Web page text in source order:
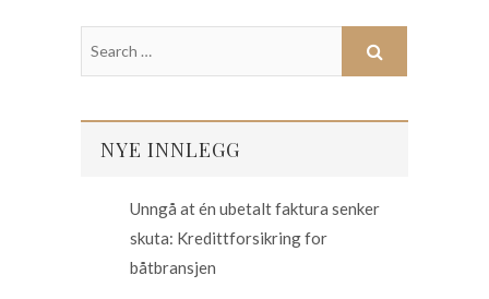
NYE INNLEGG
Unngå at én ubetalt faktura senker
skuta: Kredittforsikring for
båtbransjen